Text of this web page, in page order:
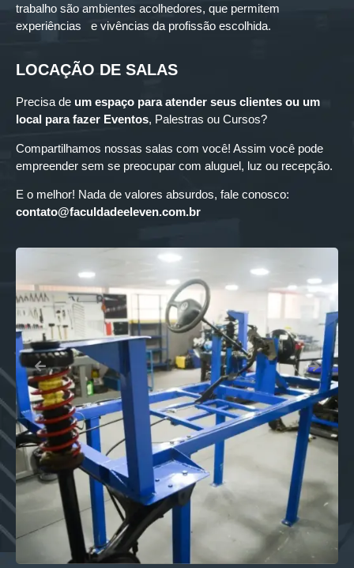
trabalho são ambientes acolhedores, que permitem
experiências e vivências da profissão escolhida.
LOCAÇÃO DE SALAS
Precisa de um espaço para atender seus clientes ou um
local para fazer Eventos, Palestras ou Cursos?
Compartilhamos nossas salas com você! Assim você pode
empreender sem se preocupar com aluguel, luz ou recepção.
E o melhor! Nada de valores absurdos, fale conosco:
contato@faculdadeeleven.com.br